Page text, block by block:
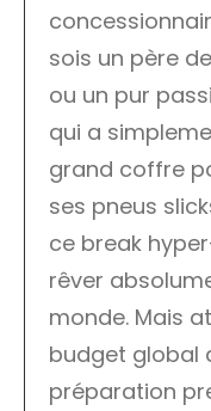
sois un père
ou un pur
qui a
grand coffre
ses pneus
ce break
rêver
monde. Mais
budget global
préparation